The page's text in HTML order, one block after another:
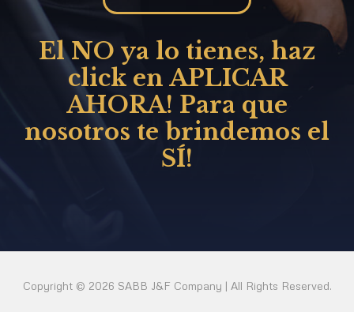
El NO ya lo tienes, haz
click en APLICAR
AHORA! Para que
nosotros te brindemos el
SÍ!
Copyright © 2026 SABB J&F Company | All Rights Reserved.